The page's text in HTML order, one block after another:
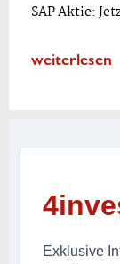
SAP Aktie:
weiterlesen
Exklusive